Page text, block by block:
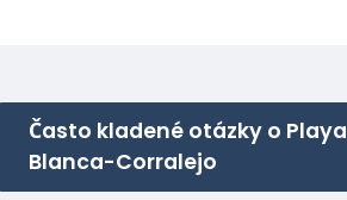
Často kladené otázky o Playa
Blanca-Corralejo